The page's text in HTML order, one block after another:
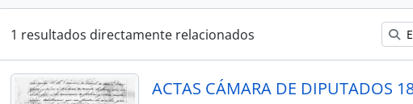
1 resultados directamente relacionados
ACTAS CÁMARA DE DIPUTADOS